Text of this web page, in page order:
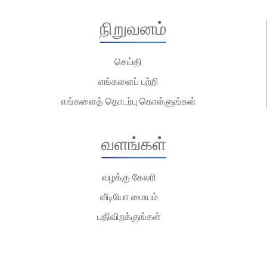
நிறுவனம்
செய்தி
எங்களைப் பற்றி
எங்களைத் தொடர்பு கொள்ளுங்கள்
வளங்கள்
வழக்கு கேலரி
வீடியோ மையம்
பதிவிறக்குங்கள்